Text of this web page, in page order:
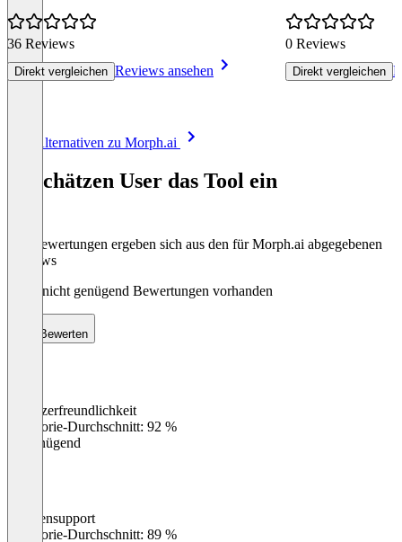
36 Reviews
Direkt vergleichen Reviews ansehen
0 Reviews
Direkt vergleichen
Alle Alternativen zu Morph.ai
So schätzen User das Tool ein
Die Bewertungen ergeben sich aus den für Morph.ai abgegebenen
Reviews
Noch nicht genügend Bewertungen vorhanden
Bewerten
Benutzerfreundlichkeit
Kategorie-Durchschnitt: 92 %
Ungenügend
Kundensupport
Kategorie-Durchschnitt: 89 %